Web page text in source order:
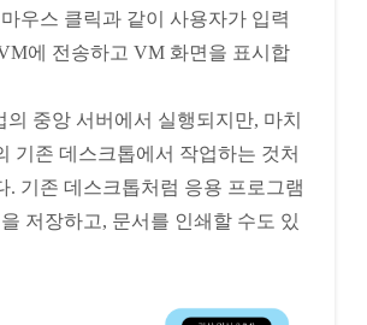
우스 클릭과 같이 사용자가 입력
에 전송하고 VM 화면을 표시합
중앙 서버에서 실행되지만, 마치
기존 데스크톱에서 작업하는 것처
. 기존 데스크톱처럼 응용 프로그램
저장하고, 문서를 인쇄할 수도 있